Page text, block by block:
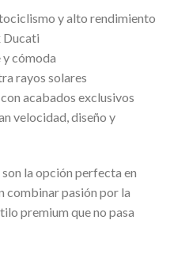
y alto rendimiento
Ducati
cómoda
rayos solares
acabados exclusivos
velocidad, diseño y
son la opción perfecta en
combinar pasión por la
premium que no pasa